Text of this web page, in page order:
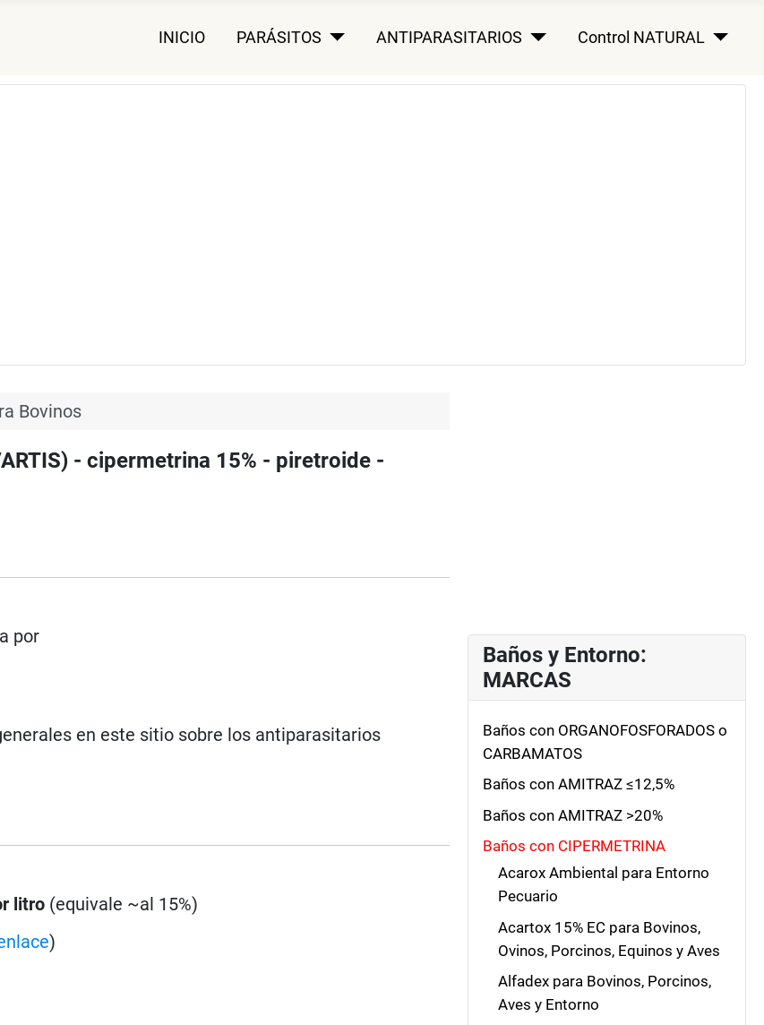
INICIO PARÁSITOS ANTIPARASITARIOS Control NATURAL
Bovinos
- cipermetrina 15% - piretroide -
por
en este sitio sobre los antiparasitarios
litro (equivale ~al 15%)
)
Baños y Entorno:
MARCAS
Baños con ORGANOFOSFORADOS o
CARBAMATOS
Baños con AMITRAZ ≤12,5%
Baños con AMITRAZ >20%
Baños con CIPERMETRINA
Acarox Ambiental para Entorno
Pecuario
Acartox 15% EC para Bovinos,
Ovinos, Porcinos, Equinos y Aves
Alfadex para Bovinos, Porcinos,
Aves y Entorno